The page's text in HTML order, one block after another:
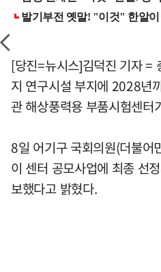
[당진=뉴시스]김덕진 기자 =
지 연구시설 부지에 2028년
관 해상풍력용 부품시험센터
8일 어기구 국회의원(더불어
이 센터 공모사업에 최종 선
보했다고 밝혔다.